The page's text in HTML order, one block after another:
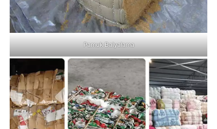
Pamuk Balyalama